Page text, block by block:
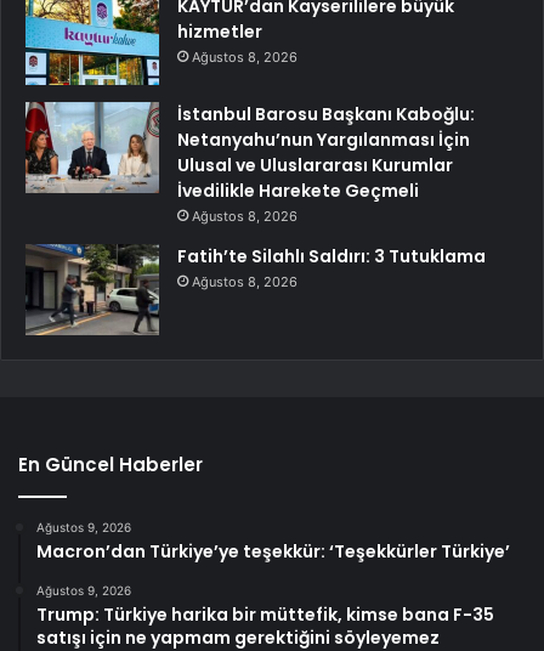
KAYTUR’dan Kayserililere büyük
hizmetler
Ağustos 8, 2026
İstanbul Barosu Başkanı Kaboğlu:
Netanyahu’nun Yargılanması İçin
Ulusal ve Uluslararası Kurumlar
İvedilikle Harekete Geçmeli
Ağustos 8, 2026
Fatih’te Silahlı Saldırı: 3 Tutuklama
Ağustos 8, 2026
En Güncel Haberler
Ağustos 9, 2026
Macron’dan Türkiye’ye teşekkür: ‘Teşekkürler Türkiye’
Ağustos 9, 2026
Trump: Türkiye harika bir müttefik, kimse bana F-35
satışı için ne yapmam gerektiğini söyleyemez